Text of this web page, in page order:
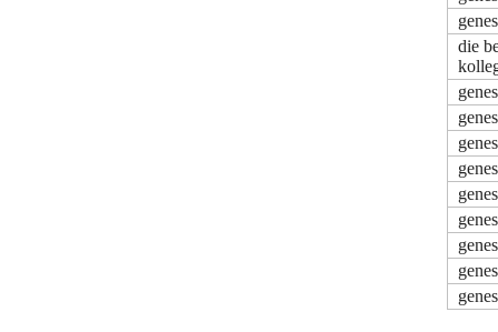
die